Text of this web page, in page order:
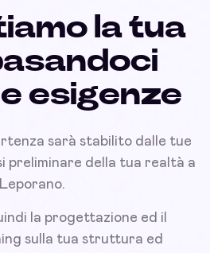
la tua
esigenze
sarà stabilito dalle tue
preliminare della tua realtà a
Leporano.
la progettazione ed il
sulla tua struttura ed